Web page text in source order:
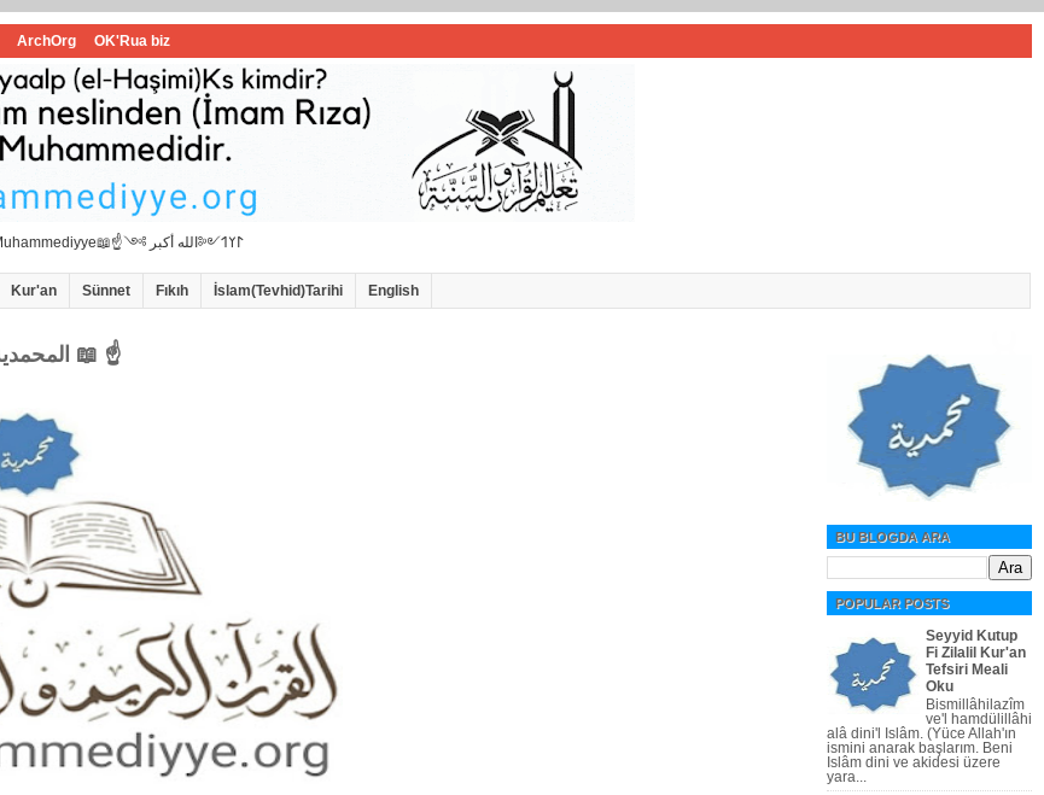
ArchOrg OK'Rua biz
☝📖İbrahimi ﷺ Muhammedi ﷺ Hanif İslam📖☝﷽𐰃𐰠𐰯☝📖المحمدية☝Muhammediyye📖☝𐰃𐰠𐰯༺الله أكبر ༻
Kur'an Sünnet Fıkıh İslam(Tevhid)Tarihi English
☝المحمدية☝الاامام سيد محمد هاشمي الموسوي 📖 ☝
BU BLOGDA ARA
POPULAR POSTS
Seyyid Kutup
Fi Zilalil Kur'an
Tefsiri Meali
Oku
Bismillâhilazîm
ve'l hamdülillâhi
alâ dini'l Islâm. (Yüce Allah'ın
ismini anarak başlarım. Beni
Islâm dini ve akidesi üzere
yara...